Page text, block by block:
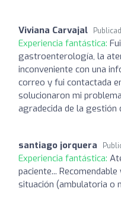
Viviana Carvajal
Experiencia fantástica:
gastroenterología, la
inconveniente con una
correo y fui contactada
solucionaron mi
agradecida de la gestión
santiago jorquera
Experiencia fantástica:
paciente...
situación (ambulatoria o